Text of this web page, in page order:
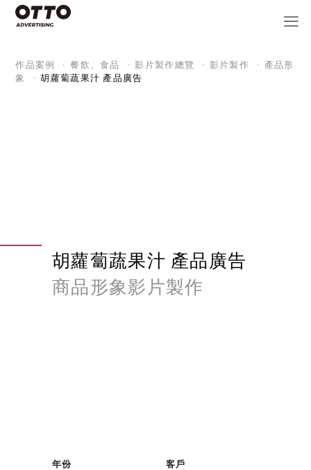
作品案例 餐飲、食品 影片製作總覽 影片製作
產品形
象
胡蘿蔔蔬果汁 產品廣告
胡蘿蔔蔬果汁 產品廣告
商品形象影片製作
年份 客戶